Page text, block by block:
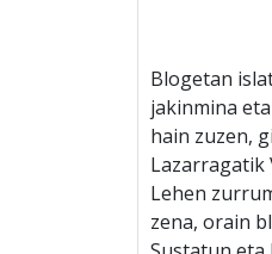
Blogetan
jakinmina
hain zuzen,
Lazarragatik
Lehen
zena, orain